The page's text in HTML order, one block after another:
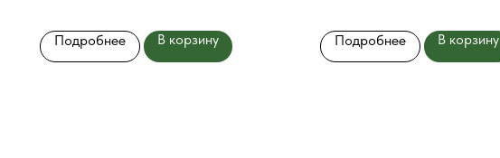
Подробнее В корзину Подробнее В корзину